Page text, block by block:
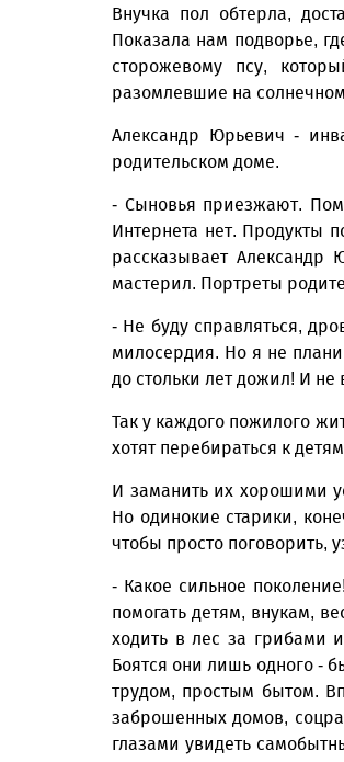
Внучка пол обтерла,
Показала нам подворье,
сторожевому псу,
разомлевшие на
Александр Юрьевич -
родительском доме.
- Сыновья приезжают.
Интернета нет. Продукты
рассказывает
мастерил. Портреты
- Не буду справляться,
милосердия. Но я не
до стольки лет дожил! И не
Так у каждого пожилого
хотят перебираться к
И заманить их хорошими
Но одинокие старики,
чтобы просто поговорить,
- Какое сильное
помогать детям, внукам,
ходить в лес за грибами
Боятся они лишь одного -
трудом, простым бытом.
заброшенных домов,
глазами увидеть